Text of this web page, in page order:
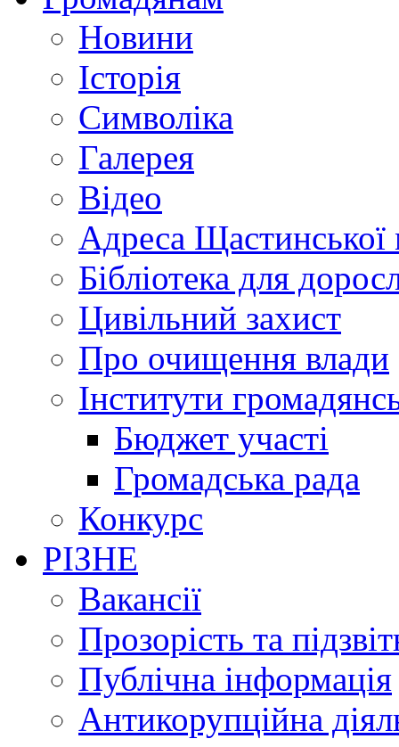
Новини
Історія
Символіка
Галерея
Відео
Адреса Щастинської
Бібліотека для
Цивільний захист
Про очищення влади
Інститути
Бюджет участі
Громадська рада
Конкурс
РІЗНЕ
Вакансії
Прозорість та
Публічна інформація
Антикорупційна